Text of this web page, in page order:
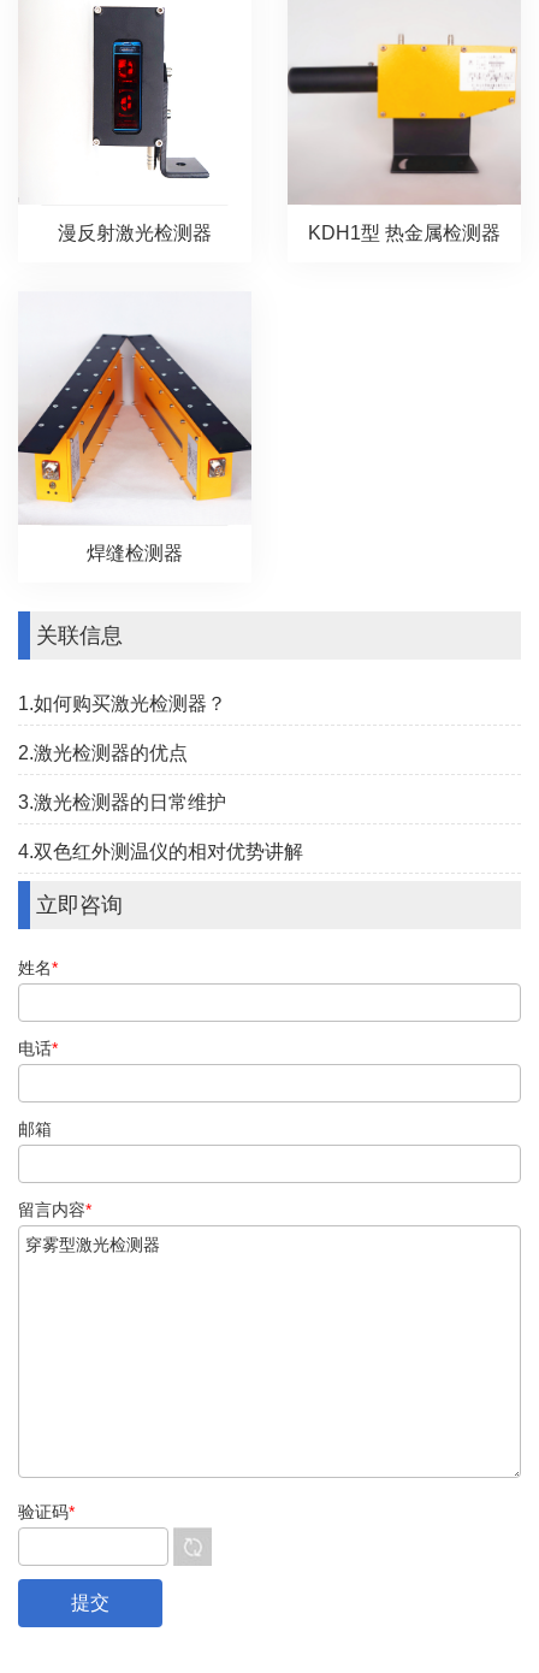
漫反射激光检测器 KDH1型 热金属检测器
焊缝检测器
关联信息
1.如何购买激光检测器？
2.激光检测器的优点
3.激光检测器的日常维护
4.双色红外测温仪的相对优势讲解
立即咨询
姓名*
电话*
邮箱
留言内容*
验证码*